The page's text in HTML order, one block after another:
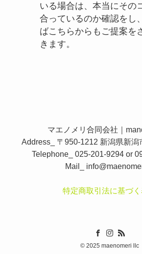
いる場合は、本当にその
合っているのか確認をし
ばこちらからもご提案を
きます。
マエノメリ合同会社｜
Address_ 〒950-1212 新潟県新潟
Telephone_ 025-201-9294 or
Mail_
特定商取引法に基づ
© 2025 maenomeri llc